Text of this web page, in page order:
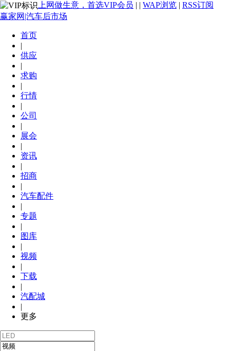
上网做生意，首选VIP会员 | | WAP浏览 | RSS订阅
赢家网|汽车后市场
首页
|
供应
|
求购
|
行情
|
公司
|
展会
|
资讯
|
招商
|
汽车配件
|
专题
|
图库
|
视频
|
下载
|
汽配城
|
更多